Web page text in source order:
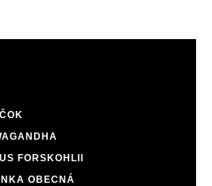
FORSKOHLII
OBECNÁ